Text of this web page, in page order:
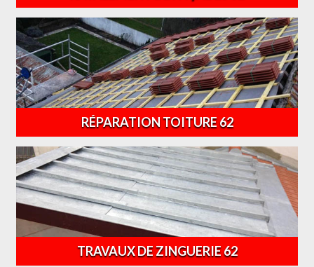
RÉPARATION TOITURE 62
TRAVAUX DE ZINGUERIE 62